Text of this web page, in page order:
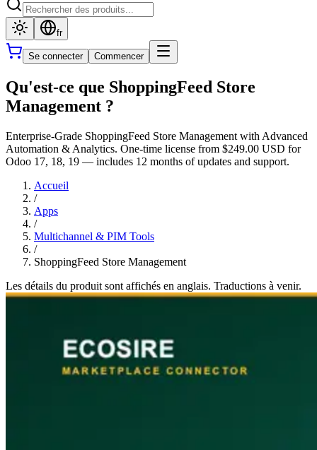
fr
Se connecter Commencer
Qu'est-ce que ShoppingFeed Store
Management ?
Enterprise-Grade ShoppingFeed Store Management with Advanced
Automation & Analytics. One-time license from $249.00 USD for
Odoo 17, 18, 19 — includes 12 months of updates and support.
Accueil
/
Apps
/
Multichannel & PIM Tools
/
ShoppingFeed Store Management
Les détails du produit sont affichés en anglais. Traductions à venir.